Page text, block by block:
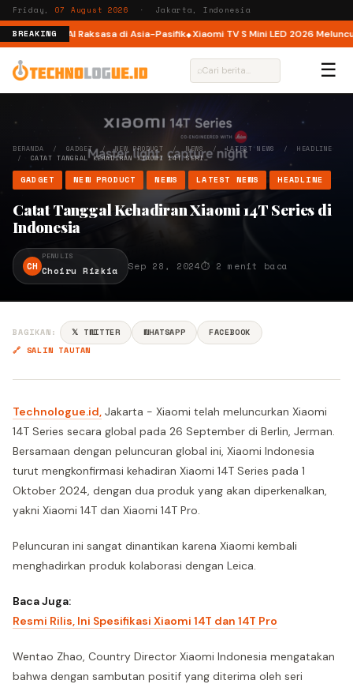
Friday, 07 August 2026 · Jakarta, Indonesia
BREAKING
Platform AI Raksasa di Asia-Pasifik Xiaomi TV S Mini LED 2026 Meluncur
⌕ ☰
BERANDA / GADGET /NEW PRODUCT / NEWS /LATEST NEWS / HEADLINE
/ CATAT TANGGAL KEHADIRAN XIAOMI 14T SERI…
GADGET NEW PRODUCT NEWS LATEST NEWS HEADLINE
Catat Tanggal Kehadiran Xiaomi 14T Series di
Indonesia
CH
PENULIS
Choiru Rizkia Sep 28, 2024⏱ 2 menit baca
BAGIKAN: 𝕏 TWITTER WHATSAPP
FACEBOOK
🔗 SALIN TAUTAN
Technologue.id, Jakarta - Xiaomi telah meluncurkan Xiaomi
14T Series secara global pada 26 September di Berlin, Jerman.
Bersamaan dengan peluncuran global ini, Xiaomi Indonesia
turut mengkonfirmasi kehadiran Xiaomi 14T Series pada 1
Oktober 2024, dengan dua produk yang akan diperkenalkan,
yakni Xiaomi 14T dan Xiaomi 14T Pro.
Peluncuran ini sangat dinantikan karena Xiaomi kembali
menghadirkan produk kolaborasi dengan Leica.
Baca Juga:
Resmi Rilis, Ini Spesifikasi Xiaomi 14T dan 14T Pro
Wentao Zhao, Country Director Xiaomi Indonesia mengatakan
bahwa dengan sambutan positif yang diterima oleh seri